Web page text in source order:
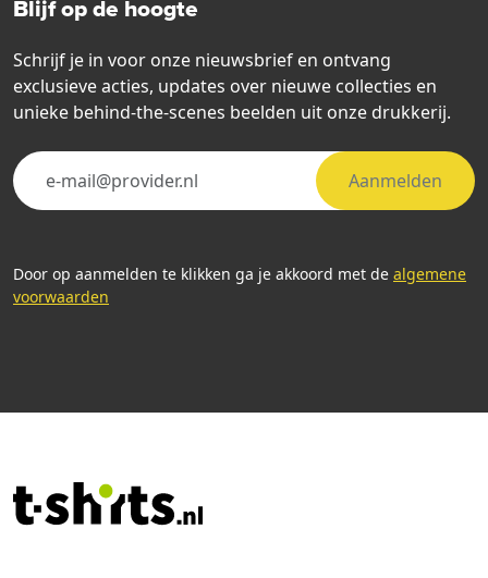
Blijf op de hoogte
Schrijf je in voor onze nieuwsbrief en ontvang
exclusieve acties, updates over nieuwe collecties en
unieke behind-the-scenes beelden uit onze drukkerij.
Aanmelden
Door op aanmelden te klikken ga je akkoord met de algemene
voorwaarden